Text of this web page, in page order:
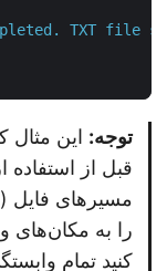
TXT file
توجه:این مثال
قبل از استفاده
مسیرهای فایل (
را به مکان‌های
کنید تمام